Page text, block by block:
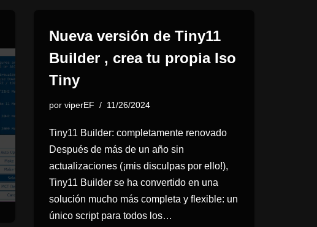
Nueva versión de Tiny11
Builder , crea tu propia Iso
Tiny
por viperEF 11/26/2024
Tiny11 Builder: completamente renovado
Después de más de un año sin
actualizaciones (¡mis disculpas por ello!),
Tiny11 Builder se ha convertido en una
solución mucho más completa y flexible: un
único script para todos los…